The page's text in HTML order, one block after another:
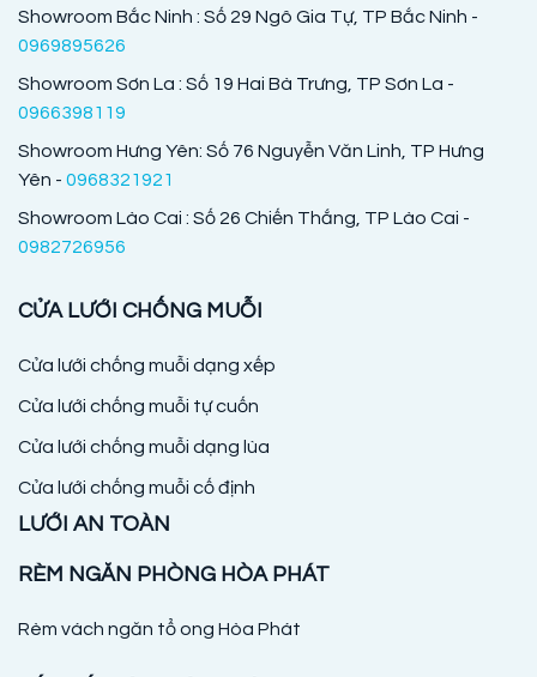
Showroom Bắc Ninh : Số 29 Ngô Gia Tự, TP Bắc Ninh -
0969895626
Showroom Sơn La : Số 19 Hai Bà Trưng, TP Sơn La -
0966398119
Showroom Hưng Yên: Số 76 Nguyễn Văn Linh, TP Hưng
Yên - 0968321921
Showroom Lào Cai : Số 26 Chiến Thắng, TP Lào Cai -
0982726956
CỬA LƯỚI CHỐNG MUỖI
Cửa lưới chống muỗi dạng xếp
Cửa lưới chống muỗi tự cuốn
Cửa lưới chống muỗi dạng lùa
Cửa lưới chống muỗi cố định
LƯỚI AN TOÀN
RÈM NGĂN PHÒNG HÒA PHÁT
Rèm vách ngăn tổ ong Hòa Phát